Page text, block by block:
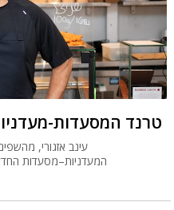
טרנד המסעדות-
עינב אזגורי,
המעדניות–מסעדות